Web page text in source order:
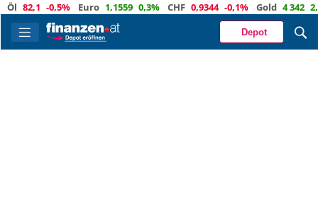
82,1 -0,5% Euro 1,1559 0,3% CHF 0,9344 -0,1% Gold 4 342
Depot